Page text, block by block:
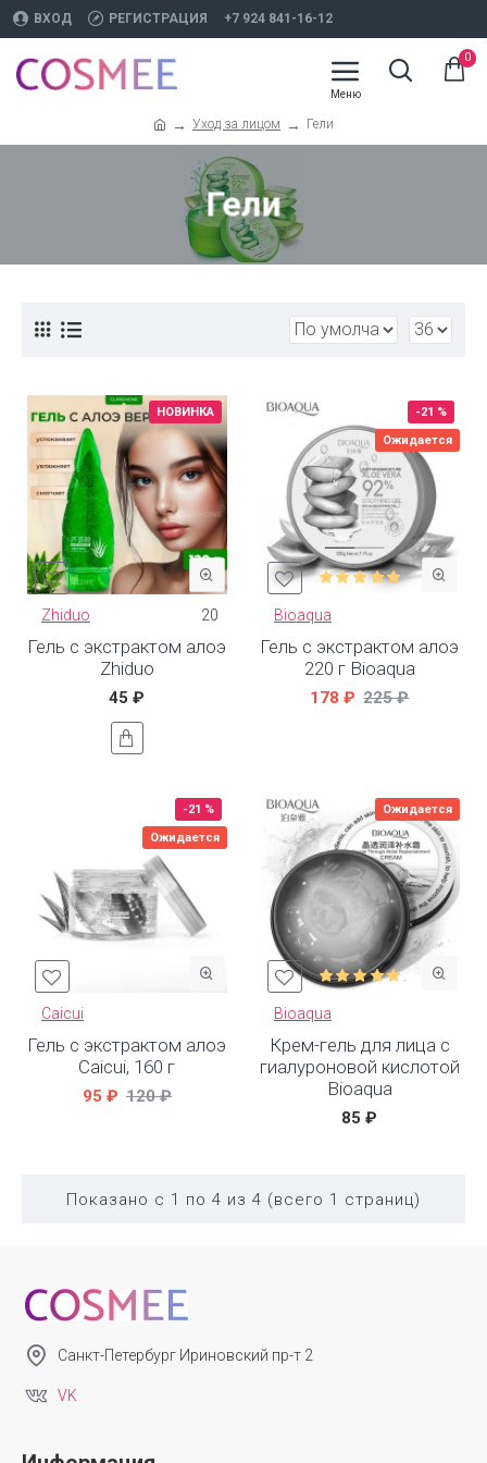
ВХОД РЕГИСТРАЦИЯ +7 924 841-16-12
0
Уход за лицом Гели
Гели
НОВИНКА
Zhiduo 20
Гель с экстрактом алоэ
Zhiduo
45 ₽
-21 %
Ожидается
Bioaqua
Гель с экстрактом алоэ
220 г Bioaqua
178 ₽ 225 ₽
-21 %
Ожидается
Caicui
Гель с экстрактом алоэ
Caicui, 160 г
95 ₽ 120 ₽
Ожидается
Bioaqua
Крем-гель для лица с
гиалуроновой кислотой
Bioaqua
85 ₽
Показано с 1 по 4 из 4 (всего 1 страниц)
Санкт-Петербург Ириновский пр-т 2
VK